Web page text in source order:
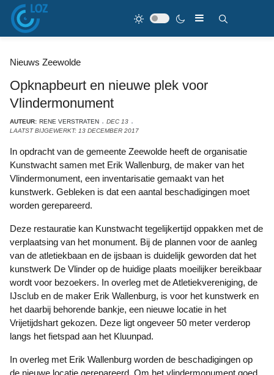
Nieuws Zeewolde
Opknapbeurt en nieuwe plek voor
Vlindermonument
AUTEUR: RENE VERSTRATEN
DEC 13
LAATST BIJGEWERKT: 13 DECEMBER 2017
In opdracht van de gemeente Zeewolde heeft de organisatie
Kunstwacht samen met Erik Wallenburg, de maker van het
Vlindermonument, een inventarisatie gemaakt van het
kunstwerk. Gebleken is dat een aantal beschadigingen moet
worden gerepareerd.
Deze restauratie kan Kunstwacht tegelijkertijd oppakken met de
verplaatsing van het monument. Bij de plannen voor de aanleg
van de atletiekbaan en de ijsbaan is duidelijk geworden dat het
kunstwerk De Vlinder op de huidige plaats moeilijker bereikbaar
wordt voor bezoekers. In overleg met de Atletiekvereniging, de
IJsclub en de maker Erik Wallenburg, is voor het kunstwerk en
het daarbij behorende bankje, een nieuwe locatie in het
Vrijetijdshart gekozen. Deze ligt ongeveer 50 meter verderop
langs het fietspad aan het Kluunpad.
In overleg met Erik Wallenburg worden de beschadigingen op
de nieuwe locatie gerepareerd. Om het vlindermonument goed